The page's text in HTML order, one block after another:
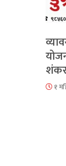
१